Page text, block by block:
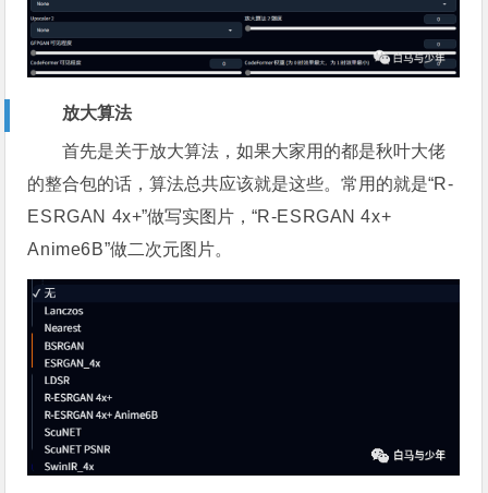
放大算法
首先是关于放大算法，如果大家用的都是秋叶大佬
的整合包的话，算法总共应该就是这些。常用的就是“R-
ES RGAN 4x+”做写实图片，“R-ES RGAN4x+
Anime6B”做二次元图片。